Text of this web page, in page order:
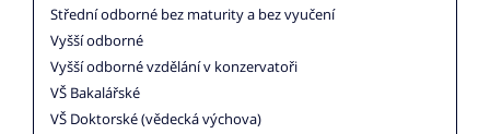
Střední odborné bez maturity a bez vyučení
Vyšší odborné
Vyšší odborné vzdělání v konzervatoři
VŠ Bakalářské
VŠ Doktorské (vědecká výchova)